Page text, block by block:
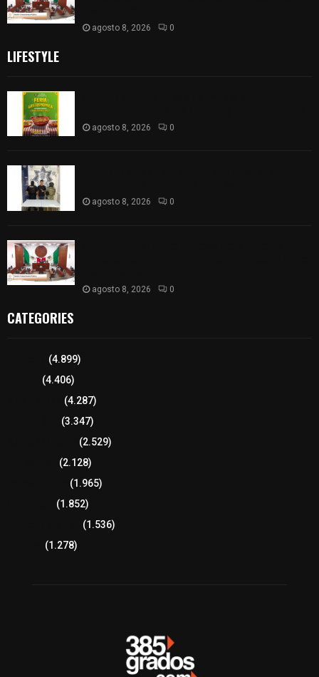
agosto 8, 2026 0
LIFESTYLE
agosto 8, 2026 0
agosto 8, 2026 0
agosto 8, 2026 0
CATEGORIES
(4.899)
(4.406)
(4.287)
(3.347)
(2.529)
(2.128)
(1.965)
(1.852)
(1.536)
(1.278)